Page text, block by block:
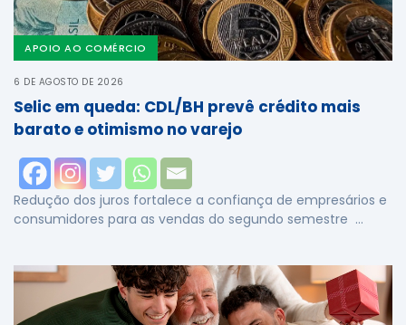
APOIO AO COMÉRCIO
6 DE AGOSTO DE 2026
Selic em queda: CDL/BH prevê crédito mais
barato e otimismo no varejo
Redução dos juros fortalece a confiança de empresários e
consumidores para as vendas do segundo semestre …